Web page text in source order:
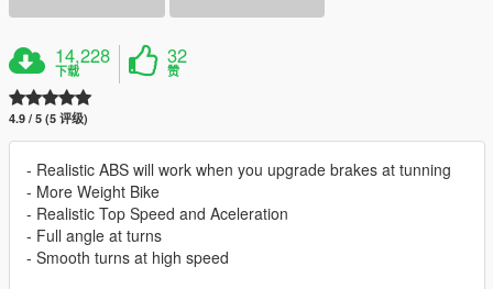
14,228
下载
32
赞
4.9 / 5 (5 评级)
- Realistic ABS will work when you upgrade brakes at tunning
- More Weight Bike
- Realistic Top Speed and Aceleration
- Full angle at turns
- Smooth turns at high speed